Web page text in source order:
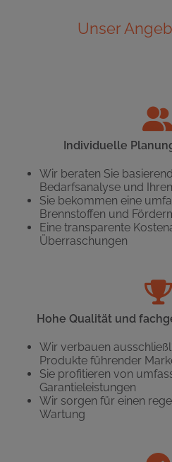
Unser
Individuelle
Wir beraten Sie
Bedarfsanalyse und
Sie bekommen eine
Brennstoffen und
Eine transparente
Überraschungen
Hohe Qualität und
Wir verbauen
Produkte führender
Sie profitieren von
Garantieleistungen
Wir sorgen für einen
Wartung